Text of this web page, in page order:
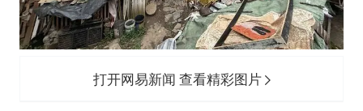
打开网易新闻 查看精彩图片